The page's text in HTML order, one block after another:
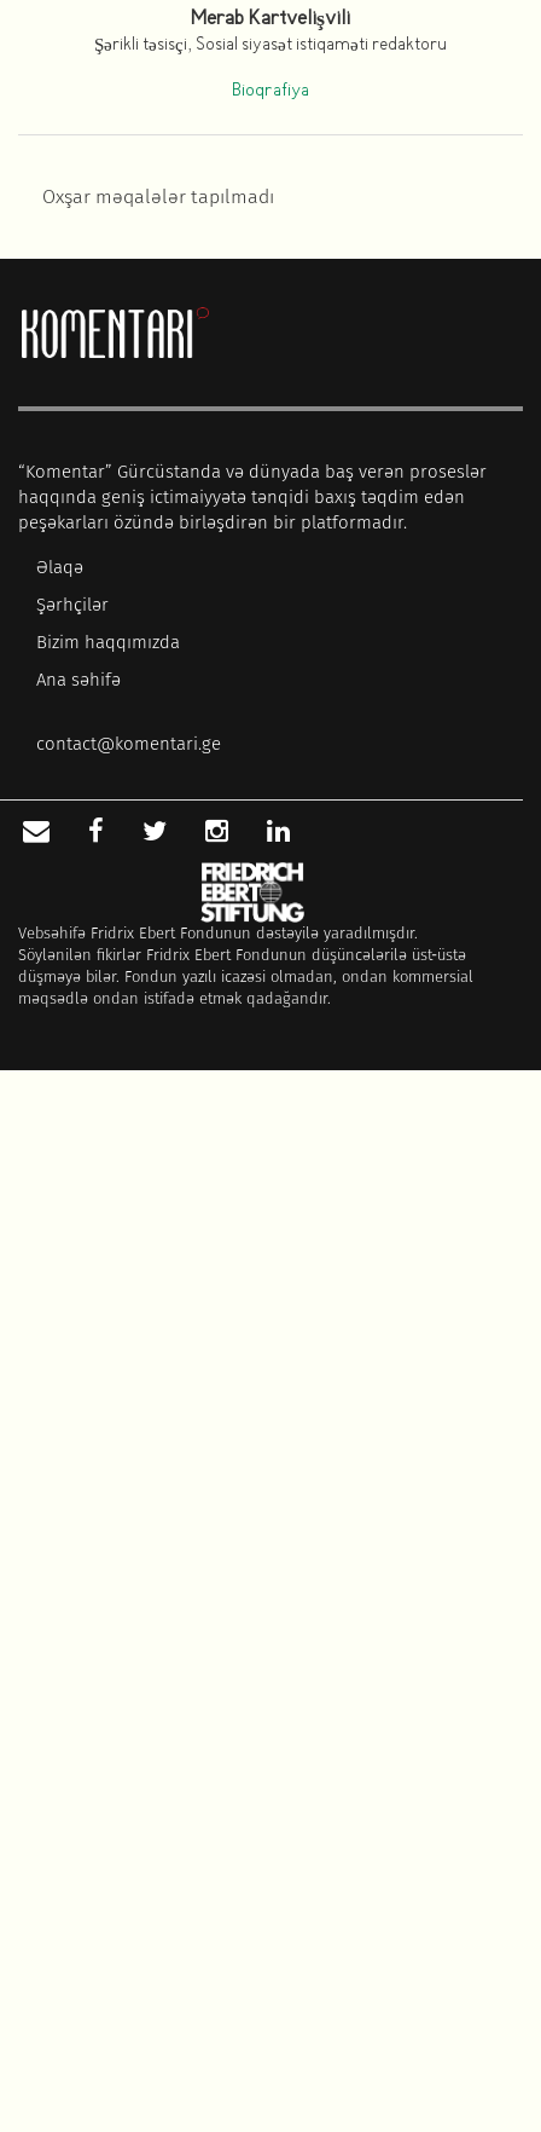
Merab Kartvelişvili
Şərikli təsisçi, Sosial siyasət istiqaməti redaktoru
Bioqrafiya
Oxşar məqalələr tapılmadı
“Komentar” Gürcüstanda və dünyada baş verən proseslər
haqqında geniş ictimaiyyətə tənqidi baxış təqdim edən
peşəkarları özündə birləşdirən bir platformadır.
Əlaqə
Şərhçilər
Bizim haqqımızda
Ana səhifə
contact@komentari.ge
Vebsəhifə Fridrix Ebert Fondunun dəstəyilə yaradılmışdır.
Söylənilən fikirlər Fridrix Ebert Fondunun düşüncələrilə üst-üstə
düşməyə bilər. Fondun yazılı icazəsi olmadan, ondan kommersial
məqsədlə ondan istifadə etmək qadağandır.